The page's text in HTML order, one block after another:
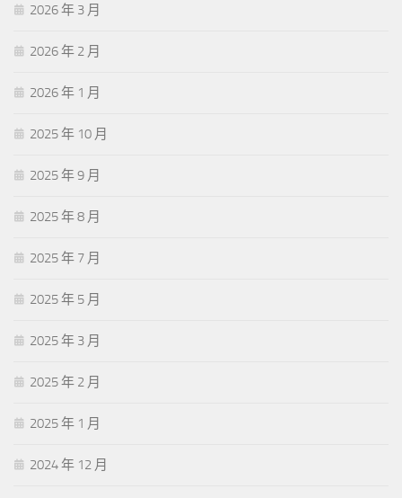
2026 年 3 月
2026 年 2 月
2026 年 1 月
2025 年 10 月
2025 年 9 月
2025 年 8 月
2025 年 7 月
2025 年 5 月
2025 年 3 月
2025 年 2 月
2025 年 1 月
2024 年 12 月